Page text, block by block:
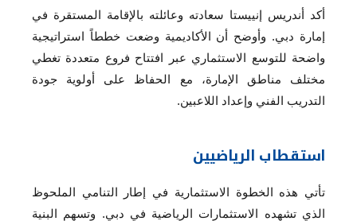
أكد أندريس إنييستا سعادته وعائلته بالإقامة المستقرة في
إمارة دبي. وأوضح أن الأكاديمية وضعت خططاً استراتيجية
واضحة للتوسع الاستثماري عبر افتتاح فروع متعددة تغطي
مختلف مناطق الإمارة، مع الحفاظ على أولوية جودة
التدريب الفني وإعداد اللاعبين.
استقطاب الرياضيين
تأتي هذه الخطوة الاستثمارية في إطار التنامي الملحوظ
الذي تشهده الاستثمارات الرياضية في دبي. وتسهم البنية